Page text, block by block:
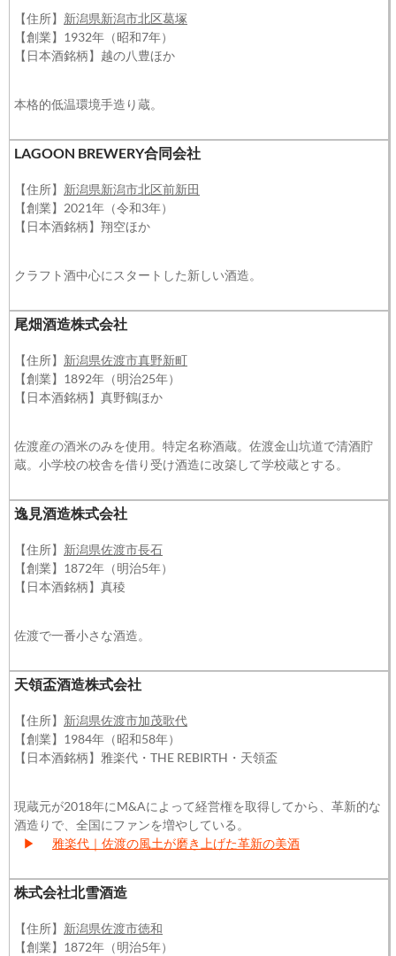
【住所】 新潟県新潟市北区葛塚
【創業】1932年（昭和7年）
【日本酒銘柄】越の八豊ほか
本格的低温環境手造り蔵。
LAGOON BREWERY合同会社
【住所】 新潟県新潟市北区前新田
【創業】2021年（令和3年）
【日本酒銘柄】翔空ほか
クラフト酒中心にスタートした新しい酒造。
尾畑酒造株式会社
【住所】 新潟県佐渡市真野新町
【創業】1892年（明治25年）
【日本酒銘柄】真野鶴ほか
佐渡産の酒米のみを使用。特定名称酒蔵。佐渡金山坑道で清酒貯
蔵。小学校の校舎を借り受け酒造に改築して学校蔵とする。
逸見酒造株式会社
【住所】 新潟県佐渡市長石
【創業】1872年（明治5年）
【日本酒銘柄】真稜
佐渡で一番小さな酒造。
天領盃酒造株式会社
【住所】 新潟県佐渡市加茂歌代
【創業】1984年（昭和58年）
【日本酒銘柄】雅楽代・THE REBIRTH・天領盃
現蔵元が2018年にM&Aによって経営権を取得してから、革新的な
酒造りで、全国にファンを増やしている。
▶
雅楽代｜佐渡の風土が磨き上げた革新の美酒
株式会社北雪酒造
【住所】 新潟県佐渡市徳和
【創業】1872年（明治5年）